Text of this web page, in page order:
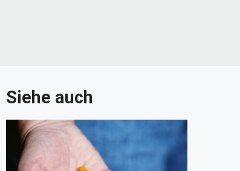
Siehe auch